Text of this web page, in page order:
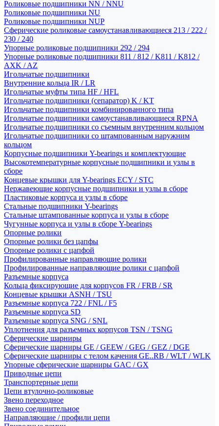
Роликовые подшипники NN / NNU
Роликовые подшипники NU
Роликовые подшипники NUP
Сферические роликовые самоустанавливающиеся 213 / 222 /
230 / 240
Упорные роликовые подшипники 292 / 294
Упорные роликовые подшипники 811 / 812 / K811 / K812 /
AXK / AZ
Игольчатые подшипники
Внутренние кольца IR / LR
Игольчатые муфты типа HF / HFL
Игольчатые подшипники (сепаратор) K / KT
Игольчатые подшипники комбинированного типа
Игольчатые подшипники самоустанавливающиеся RPNA
Игольчатые подшипники со съемным внутренним кольцом
Игольчатые подшипники со штампованным наружним
кольцом
Корпусные подшипники Y-bearings и комплектующие
Высокотемпературные корпусные подшипники и узлы в
сборе
Концевые крышки для Y-bearings ECY / STC
Нержавеющие корпусные подшипники и узлы в сборе
Пластиковые корпуса и узлы в сборе
Стальные подшипники Y-bearings
Стальные штампованные корпуса и узлы в сборе
Чугунные корпуса и узлы в сборе Y-bearings
Опорные ролики
Опорные ролики без цапфы
Опорные ролики с цапфой
Профилированные направляющие ролики
Профилированные направляющие ролики с цапфой
Разъемные корпуса
Кольца фиксирующие для корпусов FR / FRB / SR
Концевые крышки ASNH / TSU
Разъемные корпуса 722 / FNL / F5
Разъемные корпуса SD
Разъемные корпуса SNG / SNL
Уплотнения для разъемных корпусов TSN / TSNG
Сферические шарниры
Сферические шарниры GE / GEEW / GEG / GEZ / DGE
Сферические шарниры с телом качения GE..RB / WLT / WLK
Упорные сферические шарниры GAC / GX
Приводные цепи
Транспортерные цепи
Цепи втулочно-роликовые
Звено переходное
Звено соединительное
Направляющие / профили цепи